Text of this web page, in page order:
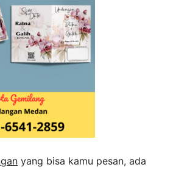
yang bisa kamu pesan, ada